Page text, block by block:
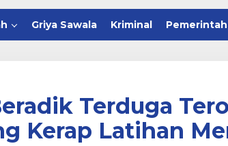
Griya Sawala Kriminal
Terduga
Kerap Latihan